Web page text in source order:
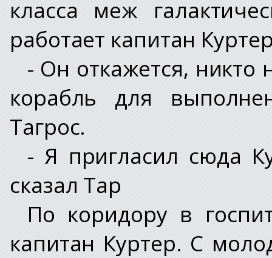
класса меж
работает капитан
- Он откажется, никто
корабль для
Тагрос.
- Я пригласил сюда
сказал Тар
По коридору в
капитан Куртер. С